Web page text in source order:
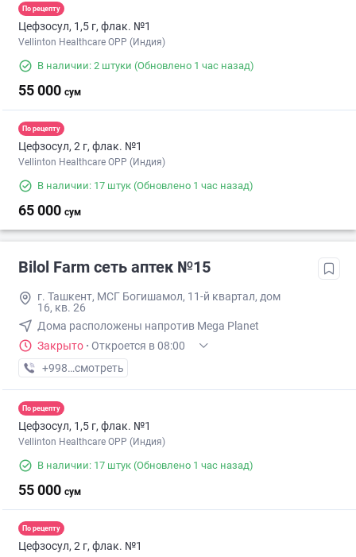
По рецепту
Цефзосул, 1,5 г, флак. №1
Vellinton Healthcare OPP (Индия)
В наличии: 2 штуки (Обновлено 1 час назад)
55 000 сум
По рецепту
Цефзосул, 2 г, флак. №1
Vellinton Healthcare OPP (Индия)
В наличии: 17 штук (Обновлено 1 час назад)
65 000 сум
Bilol Farm сеть аптек №15
г. Ташкент, МСГ Богишамол, 11-й квартал, дом
16, кв. 26
Дома расположены напротив Mega Planet
Закрыто · Откроется в 08:00
+998 (90) XXX-XX-XX
смотреть
По рецепту
Цефзосул, 1,5 г, флак. №1
Vellinton Healthcare OPP (Индия)
В наличии: 17 штук (Обновлено 1 час назад)
55 000 сум
По рецепту
Цефзосул, 2 г, флак. №1